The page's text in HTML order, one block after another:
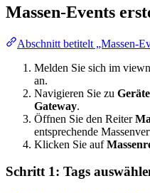
Massen-Events
Abschnitt betitelt „Massen-
Melden Sie sich im
an.
Navigieren Sie zu
Gateway.
Öffnen Sie den Reiter
entsprechende
Klicken Sie auf
Schritt 1: Tags